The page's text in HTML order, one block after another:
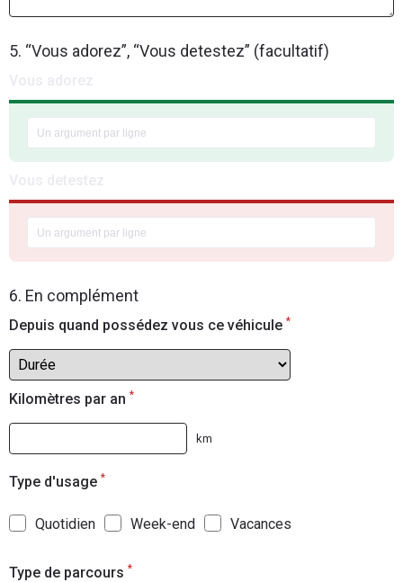
5. “Vous adorez”, “Vous detestez” (facultatif)
6. En complément
Depuis quand possédez vous ce véhicule *
Kilomètres par an *
km
Type d'usage *
Quotidien Week-end Vacances
Type de parcours *